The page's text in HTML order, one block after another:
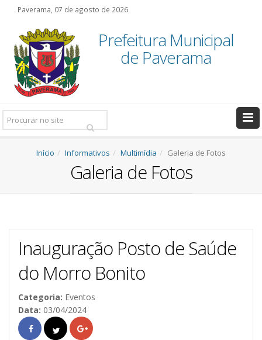
Paverama, 07 de agosto de 2026
Prefeitura Municipal
de Paverama
Pesquisar:
Início Informativos Multimídia Galeria de Fotos
Galeria de Fotos
Inauguração Posto de Saúde
do Morro Bonito
Categoria: Eventos
Data: 03/04/2024